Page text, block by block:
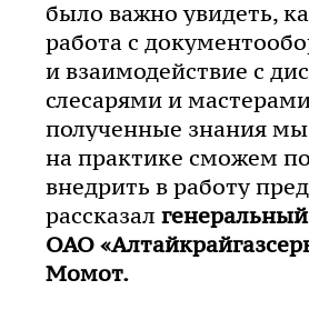
было важно увидеть,
работа с
и взаимодействие с
слесарями и
полученные знания
на практике сможем
внедрить в работу
рассказал
ОАО
Момот.